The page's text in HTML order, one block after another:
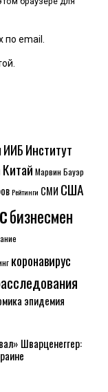
email.
ИИБИнститут
Китай Марвин Бауэр
Рейтинги СМИ США
бизнесмен
коронавирус
эпидемия
Шварценеггер: